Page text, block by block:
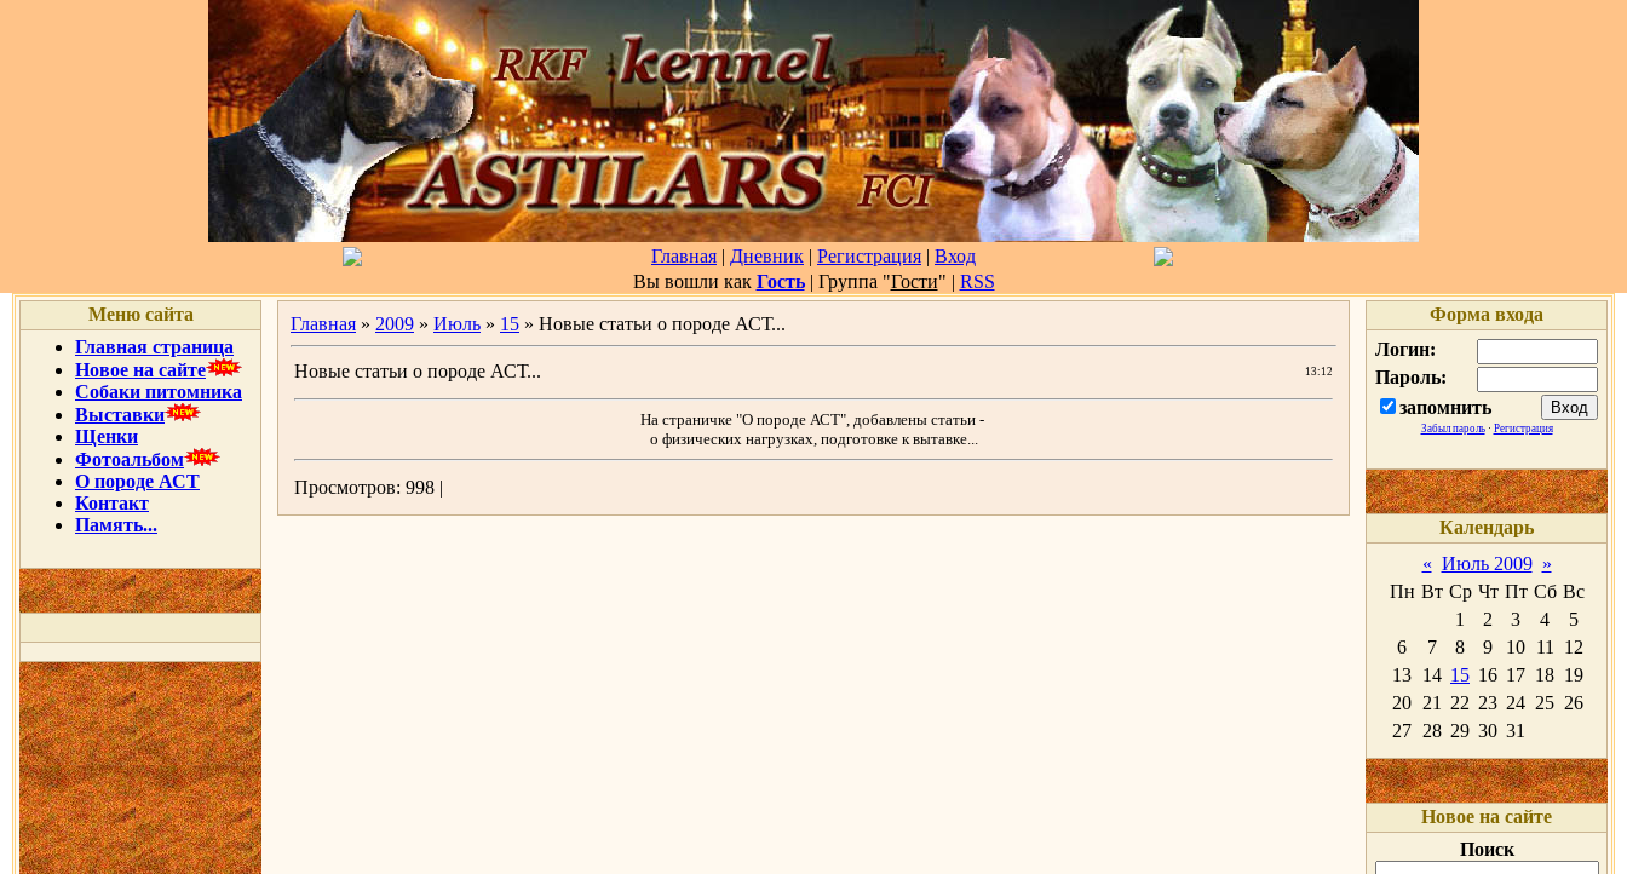
Главная | Дневник | Регистрация | Вход
Вы вошли как Гость| Группа "Гости" | RSS
Меню сайта
Главная страница
Новое на сайте
Собаки питомника
Выставки
Щенки
Фотоальбом
О породе АСТ
Контакт
Память...
Главная » 2009 » Июль » 15 » Новые статьи о породе АСТ...
Новые статьи о породе АСТ... 13:12
На страничке "О породе АСТ", добавлены статьи -
о физических нагрузках, подготовке к вытавке...
Просмотров: 998 |
Форма входа
Логин:
Пароль:
запомнить
Забыл пароль· Регистрация
Календарь
« Июль 2009 »
Пн Вт Ср Чт Пт Сб Вс
1
2 3 4
5
6
7 8 9 10 11
12
13 14 15 16 17 18 19
20 21 22 23 24 25 26
27 28 29 30 31
Новое на сайте
Поиск